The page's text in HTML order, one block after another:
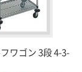
ワゴン 3段 4-3-